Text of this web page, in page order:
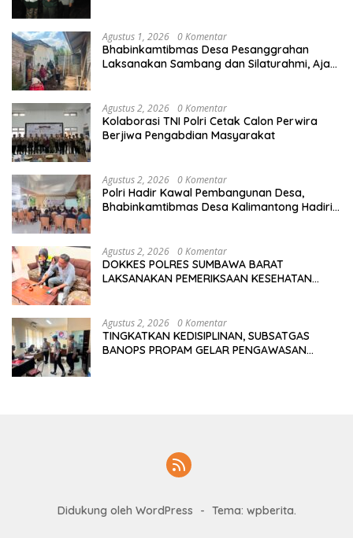
Agustus 1, 2026 0 Komentar
Bhabinkamtibmas Desa Pesanggrahan
Laksanakan Sambang dan Silaturahmi, Ajak
Agustus 2, 2026 0 Komentar
Kolaborasi TNI Polri Cetak Calon Perwira
Berjiwa Pengabdian Masyarakat
Agustus 2, 2026 0 Komentar
Polri Hadir Kawal Pembangunan Desa,
Bhabinkamtibmas Desa Kalimantong Hadiri
Agustus 2, 2026 0 Komentar
DOKKES POLRES SUMBAWA BARAT
LAKSANAKAN PEMERIKSAAN KESEHATAN
Agustus 2, 2026 0 Komentar
TINGKATKAN KEDISIPLINAN, SUBSATGAS
BANOPS PROPAM GELAR PENGAWASAN
Didukung oleh WordPress - Tema: wpberita.